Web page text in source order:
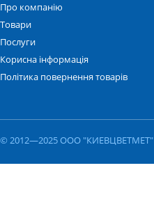
Про компанію
Товари
Послуги
Корисна інформація
Політика повернення товарів
© 2012—2025 ООО "КИЕВЦВЕТМЕТ"